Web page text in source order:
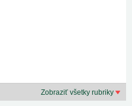
Zobraziť všetky rubriky